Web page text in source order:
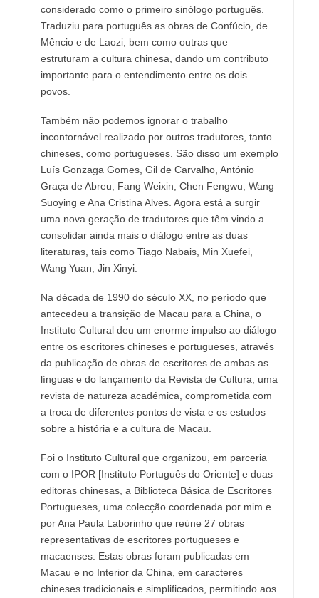
considerado como o primeiro sinólogo português.
Traduziu para português as obras de Confúcio, de
Mêncio e de Laozi, bem como outras que
estruturam a cultura chinesa, dando um contributo
importante para o entendimento entre os dois
povos.
Também não podemos ignorar o trabalho
incontornável realizado por outros tradutores, tanto
chineses, como portugueses. São disso um exemplo
Luís Gonzaga Gomes, Gil de Carvalho, António
Graça de Abreu, Fang Weixin, Chen Fengwu, Wang
Suoying e Ana Cristina Alves. Agora está a surgir
uma nova geração de tradutores que têm vindo a
consolidar ainda mais o diálogo entre as duas
literaturas, tais como Tiago Nabais, Min Xuefei,
Wang Yuan, Jin Xinyi.
Na década de 1990 do século XX, no período que
antecedeu a transição de Macau para a China, o
Instituto Cultural deu um enorme impulso ao diálogo
entre os escritores chineses e portugueses, através
da publicação de obras de escritores de ambas as
línguas e do lançamento da Revista de Cultura, uma
revista de natureza académica, comprometida com
a troca de diferentes pontos de vista e os estudos
sobre a história e a cultura de Macau.
Foi o Instituto Cultural que organizou, em parceria
com o IPOR [Instituto Português do Oriente] e duas
editoras chinesas, a Biblioteca Básica de Escritores
Portugueses, uma colecção coordenada por mim e
por Ana Paula Laborinho que reúne 27 obras
representativas de escritores portugueses e
macaenses. Estas obras foram publicadas em
Macau e no Interior da China, em caracteres
chineses tradicionais e simplificados, permitindo aos